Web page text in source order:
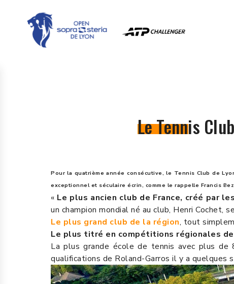
Le Tennis
Pour la quatrième année consécutive, le Tennis Club de
exceptionnel et séculaire écrin, comme le rappelle Francis
« Le plus ancien club de France, créé par
un champion mondial né au club, Henri Cochet,
Le plus grand club de la région, tout
Le plus titré en compétitions régionales
La plus grande école de tennis avec plus
qualifications de Roland-Garros il y a quelques